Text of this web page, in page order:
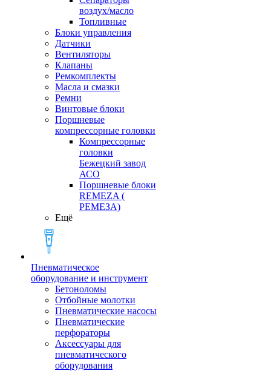
воздух/масло
Топливные
Блоки управления
Датчики
Вентиляторы
Клапаны
Ремкомплекты
Масла и смазки
Ремни
Винтовые блоки
Поршневые
компрессорные головки
Компрессорные
головки
Бежецкий завод
АСО
Поршневые блоки
REMEZA (
РЕМЕЗА)
Ещё
Пневматическое
оборудование и инструмент
Бетоноломы
Отбойные молотки
Пневматические насосы
Пневматические
перфораторы
Аксессуары для
пневматического
оборудования